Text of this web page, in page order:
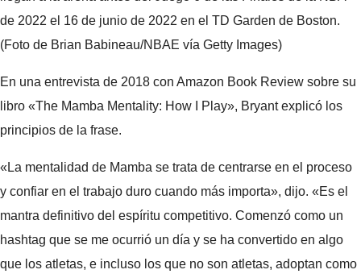
de 2022 el 16 de junio de 2022 en el TD Garden de Boston.
(Foto de Brian Babineau/NBAE vía Getty Images)
En una entrevista de 2018 con Amazon Book Review sobre su
libro «The Mamba Mentality: How I Play», Bryant explicó los
principios de la frase.
«La mentalidad de Mamba se trata de centrarse en el proceso
y confiar en el trabajo duro cuando más importa», dijo. «Es el
mantra definitivo del espíritu competitivo. Comenzó como un
hashtag que se me ocurrió un día y se ha convertido en algo
que los atletas, e incluso los que no son atletas, adoptan como